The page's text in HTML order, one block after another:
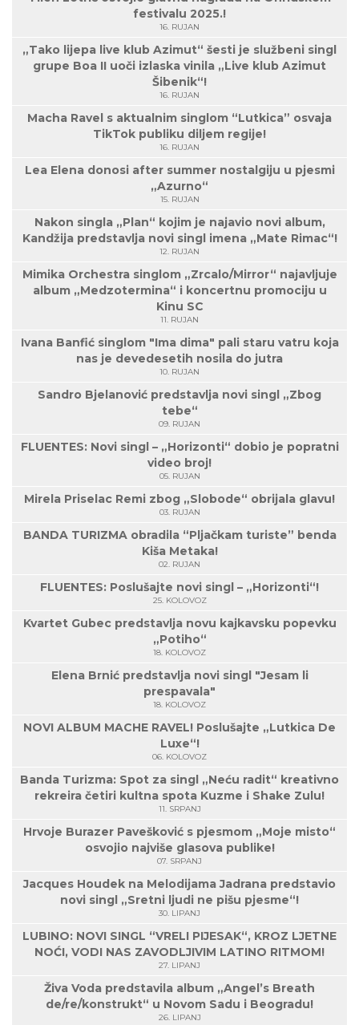
festivalu 2025.!
16. RUJAN
„Tako lijepa live klub Azimut“ šesti je službeni singl
grupe Boa II uoči izlaska vinila „Live klub Azimut
Šibenik“!
16. RUJAN
Macha Ravel s aktualnim singlom “Lutkica” osvaja
TikTok publiku diljem regije!
16. RUJAN
Lea Elena donosi after summer nostalgiju u pjesmi
„Azurno“
15. RUJAN
Nakon singla „Plan“ kojim je najavio novi album,
Kandžija predstavlja novi singl imena „Mate Rimac“!
12. RUJAN
Mimika Orchestra singlom „Zrcalo/Mirror“ najavljuje
album „Medzotermina“ i koncertnu promociju u
Kinu SC
11. RUJAN
Ivana Banfić singlom "Ima dima" pali staru vatru koja
nas je devedesetih nosila do jutra
10. RUJAN
Sandro Bjelanović predstavlja novi singl „Zbog
tebe“
09. RUJAN
FLUENTES: Novi singl – „Horizonti“ dobio je popratni
video broj!
05. RUJAN
Mirela Priselac Remi zbog „Slobode“ obrijala glavu!
03. RUJAN
BANDA TURIZMA obradila “Pljačkam turiste” benda
Kiša Metaka!
02. RUJAN
FLUENTES: Poslušajte novi singl – „Horizonti“!
25. KOLOVOZ
Kvartet Gubec predstavlja novu kajkavsku popevku
„Potiho“
18. KOLOVOZ
Elena Brnić predstavlja novi singl "Jesam li
prespavala"
18. KOLOVOZ
NOVI ALBUM MACHE RAVEL! Poslušajte „Lutkica De
Luxe“!
06. KOLOVOZ
Banda Turizma: Spot za singl „Neću radit“ kreativno
rekreira četiri kultna spota Kuzme i Shake Zulu!
11. SRPANJ
Hrvoje Burazer Pavešković s pjesmom „Moje misto“
osvojio najviše glasova publike!
07. SRPANJ
Jacques Houdek na Melodijama Jadrana predstavio
novi singl „Sretni ljudi ne pišu pjesme“!
30. LIPANJ
LUBINO: NOVI SINGL “VRELI PIJESAK“, KROZ LJETNE
NOĆI, VODI NAS ZAVODLJIVIM LATINO RITMOM!
27. LIPANJ
Živa Voda predstavila album „Angel’s Breath
de/re/konstrukt“ u Novom Sadu i Beogradu!
26. LIPANJ